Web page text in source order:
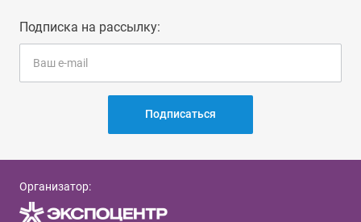
Подписка на рассылку:
Подписаться
Организатор: